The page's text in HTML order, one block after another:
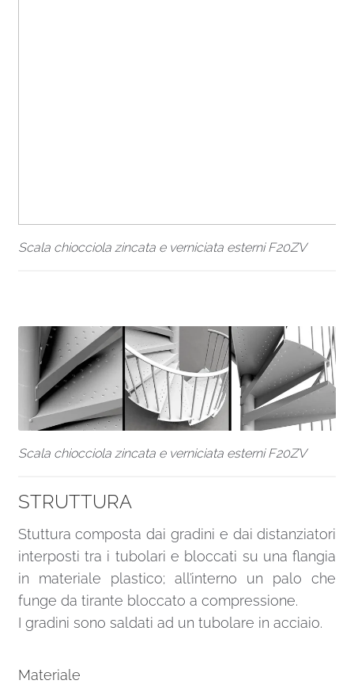
Scala chiocciola zincata e verniciata esterni F20ZV
Scala chiocciola zincata e verniciata esterni F20ZV
STRUTTURA
Stuttura composta dai gradini e dai distanziatori
interposti tra i tubolari e bloccati su una flangia
in materiale plastico; all’interno un palo che
funge da tirante bloccato a compressione.
I gradini sono saldati ad un tubolare in acciaio.
Materiale